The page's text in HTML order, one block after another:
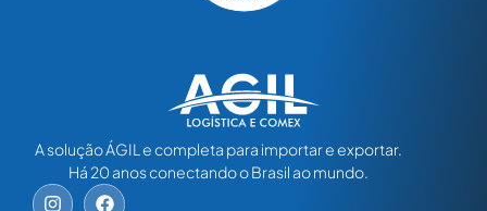
A solução ÁGIL e completa para importar e exportar.
Há 20 anos conectando o Brasil ao mundo.